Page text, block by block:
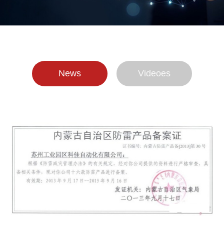
News Videoes